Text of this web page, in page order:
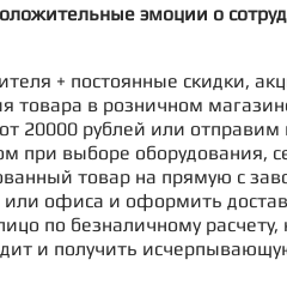
эмоции о
+ постоянные скидки,
товара в розничном
20000 рублей или
при выборе оборудования,
товар на прямую с
офиса и оформить
по безналичному
и получить